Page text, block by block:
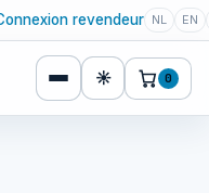
revendeur NL EN
☀ 0